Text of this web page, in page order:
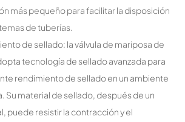
más pequeño para facilitar la disposición
de tuberías.
de sellado: la válvula de mariposa de
tecnología de sellado avanzada para
rendimiento de sellado en un ambiente
Su material de sellado, después de un
puede resistir la contracción y el